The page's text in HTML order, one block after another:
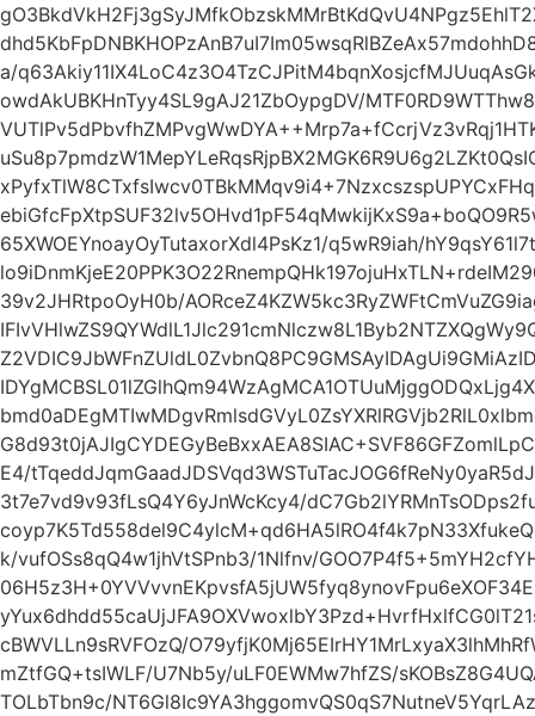
a/
owdAkUBKHnTyy4SL9gAJ21ZbOypgDV/
65XWOEYnoayOyTutaxorXdl4PsKz1/q5wR9iah/
39v2JHRtpoOyH0b/
E4/
3t7e7vd9v93fLsQ4Y6yJnWcKcy4/
k/vufOSs8qQ4w1jhVtSPnb3/1Nlfnv/
cBWVLLn9sRVFOzQ/
mZtfGQ+tsIWLF/U7Nb5y/uLF0EWMw7hfZS/
TOLbTbn9c/